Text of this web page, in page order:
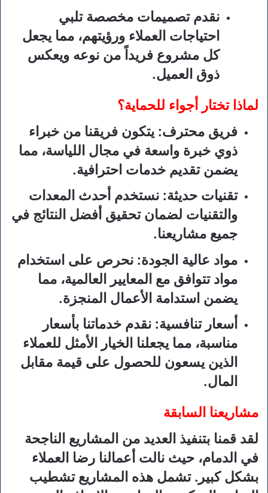
نقدم تصميمات مخصصة تلبي
احتياجات العملاء ورؤيتهم، مما يجعل
كل مشروع فريداً من نوعه ويعكس
ذوق العميل.
لماذا تختار أجواء للحماية؟
فريق محترف: يتكون فريقنا من خبراء
ذوي خبرة واسعة في مجال اللياسة، مما
يضمن تقديم خدمات احترافية.
تقنيات حديثة: نستخدم أحدث المعدات
والتقنيات لضمان تحقيق أفضل النتائج في
جميع مشاريعنا.
مواد عالية الجودة: نحرص على استخدام
مواد تتوافق مع المعايير العالمية، مما
يضمن استدامة الأعمال المنجزة.
أسعار تنافسية: نقدم خدماتنا بأسعار
مناسبة، مما يجعلنا الخيار الأمثل للعملاء
الذين يسعون للحصول على قيمة مقابل
المال.
مشاريعنا السابقة
لقد قمنا بتنفيذ العديد من المشاريع الناجحة
في الدمام، حيث نالت أعمالنا رضا العملاء
بشكل كبير. تشمل هذه المشاريع تشطيب